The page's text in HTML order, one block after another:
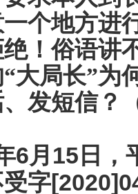
个地方进
！俗语讲
大局长”为
发短信？
6月 15 日，
字